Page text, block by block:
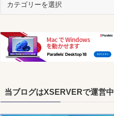
リ
当ブログはXSERVERで運営中